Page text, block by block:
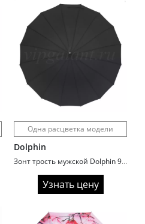
Одна расцветка модели
Dolphin
Зонт трость мужской Dolphin 931R президентский
Узнать цену